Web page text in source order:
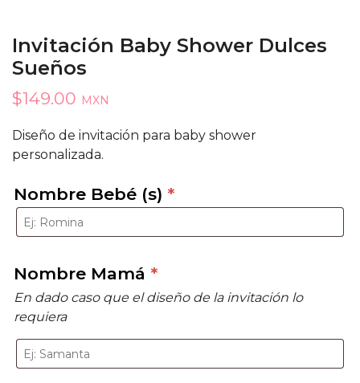
Invitación Baby Shower Dulces
Sueños
$149.00 MXN
Diseño de invitación para baby shower
personalizada.
Nombre Bebé (s) *
Nombre Mamá *
En dado caso que el diseño de la invitación lo
requiera